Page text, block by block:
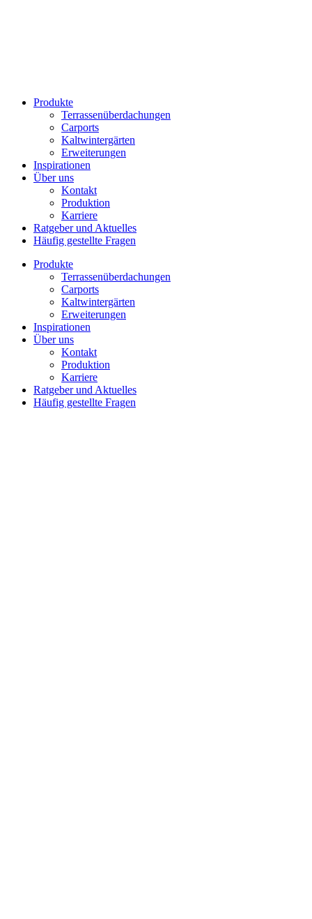
Produkte
Terrassenüberdachungen
Carports
Kaltwintergärten
Erweiterungen
Inspirationen
Über uns
Kontakt
Produktion
Karriere
Ratgeber und Aktuelles
Häufig gestellte Fragen
Produkte
Terrassenüberdachungen
Carports
Kaltwintergärten
Erweiterungen
Inspirationen
Über uns
Kontakt
Produktion
Karriere
Ratgeber und Aktuelles
Häufig gestellte Fragen